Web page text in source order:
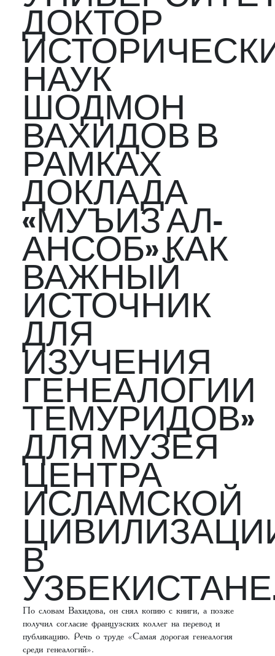
ДОКТОР
НАУК
ШОДМОН
ВАХИДОВ В
РАМКАХ
ДОКЛАДА
«МУЪИЗ АЛ-
АНСОБ» КАК
ВАЖНЫЙ
ИСТОЧНИК
ДЛЯ
ИЗУЧЕНИЯ
ГЕНЕАЛОГИИ
ТЕМУРИДОВ»
ДЛЯ МУЗЕЯ
ЦЕНТРА
ИСЛАМСКОЙ
В
По словам Вахидова, он снял копию с книги, а позже
получил согласие французских коллег на перевод и
публикацию. Речь о труде «Самая дорогая генеалогия
среди генеалогий».